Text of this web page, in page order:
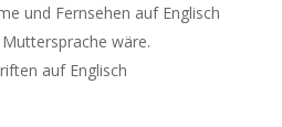
und Fernsehen auf Englisch
wäre.
auf Englisch